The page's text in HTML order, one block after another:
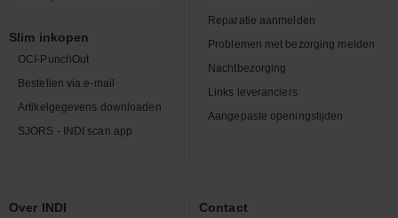
Slim inkopen
OCI-PunchOut
Bestellen via e-mail
Artikelgegevens downloaden
SJORS - INDI scan app
Reparatie aanmelden
Problemen met bezorging melden
Nachtbezorging
Links leveranciers
Aangepaste openingstijden
Over INDI Contact